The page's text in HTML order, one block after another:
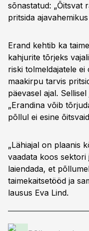
sõnastatud: „Õitsvat
pritsida
Erand kehtib ka
kahjurite tõrjeks
riski tolmeldajatele
maakirpu tarvis
päevasel ajal.
„Erandina võib
põllul ei esine
„Lähiajal on plaanis
vaadata koos sektori
laiendada, et
taimekaitsetööd ja
lausus Eva Lind.